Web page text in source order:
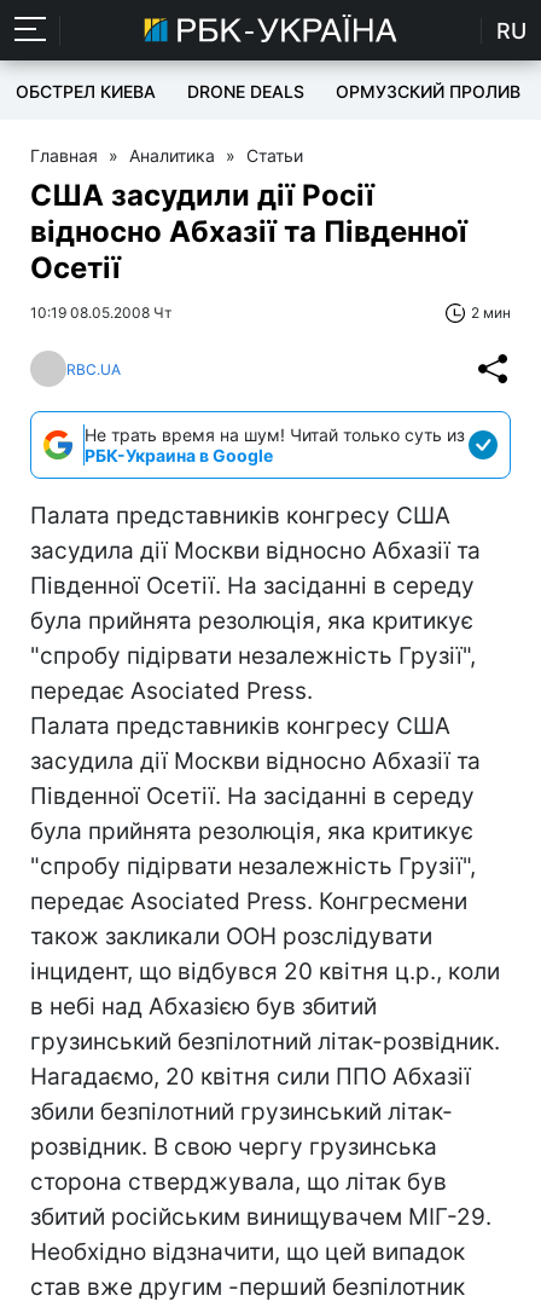
RU
ОБСТРЕЛ КИЕВА DRONE DEALS ОРМУЗСКИЙ ПРОЛИВ
Главная » Аналитика » Статьи
США засудили дії Росії
відносно Абхазії та Південної
Осетії
10:19 08.05.2008 Чт 2 мин
RBC.UA
Не трать время на шум! Читай только суть из
РБК-Украина в Google
Палата представників конгресу США
засудила дії Москви відносно Абхазії та
Південної Осетії. На засіданні в середу
була прийнята резолюція, яка критикує
"спробу підірвати незалежність Грузії",
передає Asociated Press.
Палата представників конгресу США
засудила дії Москви відносно Абхазії та
Південної Осетії. На засіданні в середу
була прийнята резолюція, яка критикує
"спробу підірвати незалежність Грузії",
передає Asociated Press. Конгресмени
також закликали ООН розслідувати
інцидент, що відбувся 20 квітня ц.р., коли
в небі над Абхазією був збитий
грузинський безпілотний літак-розвідник.
Нагадаємо, 20 квітня сили ППО Абхазії
збили безпілотний грузинський літак-
розвідник. В свою чергу грузинська
сторона стверджувала, що літак був
збитий російським винищувачем МІГ-29.
Необхідно відзначити, що цей випадок
став вже другим -перший безпілотник